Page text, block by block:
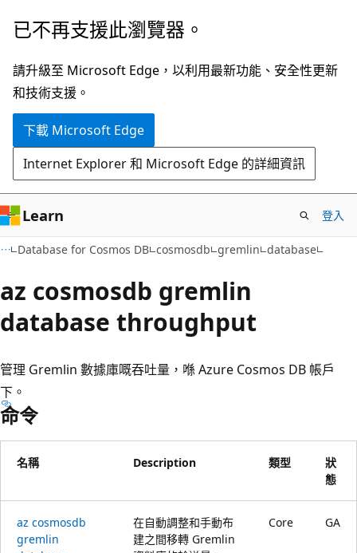
跳
主
要
內
跳
頁
面
內
覽
已不再支援此瀏覽器。
請升級至 Microsoft Edge，以利用最新功能、安全性更新
和技術支援。
下載 Microsoft Edge
Internet Explorer 和 Microsoft Edge 的詳細資訊
Learn 登入
Database for Cosmos DB cosmosdb gremlin database
az cosmosdb gremlin
database throughput
管理 Gremlin 數據庫嘅吞吐量，喺 Azure Cosmos DB 帳戶
下。
命令
名稱 Description 類型
狀
態
az cosmosdb
gremlin
在自動調整和手動布
建之間移轉 Gremlin
Core GA